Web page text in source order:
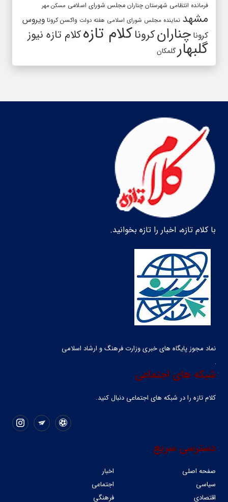
فرمانده انتظامی شهرستان چناران مجلس شورای اسلامی مسکن مهر
مشهد نماینده مجلس شورای اسلامی هفته دولت واکسن کرونا ویروس
کرونا چنارانکروناکلام تازهکلام تازه نیوز
گلبهارگلمکان
با کلام تازه، اخبار را تازه بخوانید.
نماد مجوز پایگاه های خبری وزارت فرهنگ و ارشاد اسلامی
شبکه های اجتماعی
کلام تازه را در شبکه ‌های اجتماعی دنبال کنید.
دسترسی سریع
صفحه اصلی
اخبار
سیاسی
اجتماعی
اقتصادی
فرهنگی